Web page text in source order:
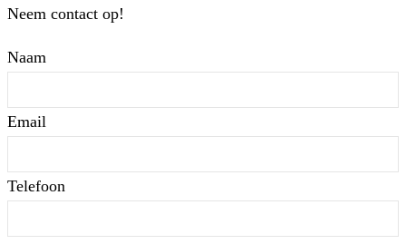
Neem contact op!
Naam
Email
Telefoon